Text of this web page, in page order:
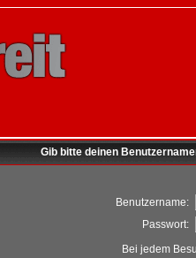
Gib bitte deinen
Benutzername:
Passwort:
Bei jedem